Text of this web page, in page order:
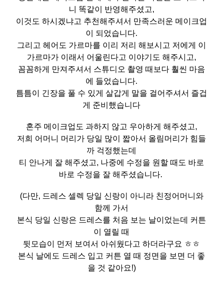
니 똑같이 반영해주셨고,
이것도 하시겠냐고 추천해주셔서 만족스러운 메이크업
이 되었습니다.
그리고 헤어도 가르마를 이리 저리 해보시고 저에게 이
가르마가 이래서 어울린다고 이야기도 해주시고,
꼼꼼하게 만져주셔서 스튜디오 촬영 때보다 훨씬 마음
에 들었습니다.
틈틈이 긴장을 풀 수 있게 살갑게 말을 걸어주셔서 즐겁
게 준비했습니다
혼주 메이크업도 과하지 않고 우아하게 해주셨고,
저희 어머니 머리가 당일 많이 짧아서 올림머리가 힘들
까 걱정했는데
티 안나게 잘 해주셨고, 나중에 수정을 원할 때도 바로
바로 수정을 잘 해주셨습니다.
(다만, 드레스 셀렉 당일 신랑이 아니라 친정어머니와
함께 가서
본식 당일 신랑은 드레스를 처음 보는 날이었는데 커튼
이 열릴 때
뒷모습이 먼저 보여서 아쉬웠다고 하더라구요 ㅎㅎ
본식 날에도 드레스 입고 커튼 열 때 정면을 보면 더 좋
을 것 같아요!)